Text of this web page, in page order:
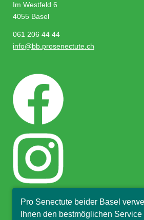
Im Westfeld 6
4055 Basel
061 206 44 44
info@bb.prosenectute.ch
Pro Senectute beider Basel
Ihnen den bestmöglichenHallo, ich